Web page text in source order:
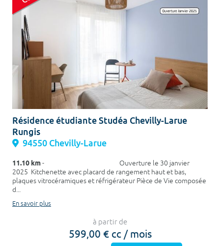
Résidence étudiante Studéa Chevilly-Larue
Rungis
94550 Chevilly-Larue
11.10 km- Ouverture le 30 janvier
2025 Kitchenette avec placard de rangement haut et bas,
plaques vitrocéramiques et réfrigérateur Pièce de Vie composée
d...
En savoir plus
à partir de
599,00 € cc / mois